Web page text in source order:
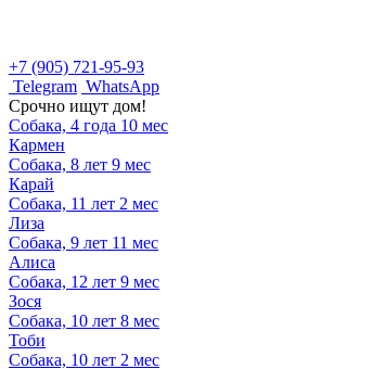
+7 (905) 721-95-93
Telegram WhatsApp
Срочно ищут дом!
Собака, 4 года 10 мес
Кармен
Собака, 8 лет 9 мес
Карай
Собака, 11 лет 2 мес
Лиза
Собака, 9 лет 11 мес
Алиса
Собака, 12 лет 9 мес
Зося
Собака, 10 лет 8 мес
Тоби
Собака, 10 лет 2 мес